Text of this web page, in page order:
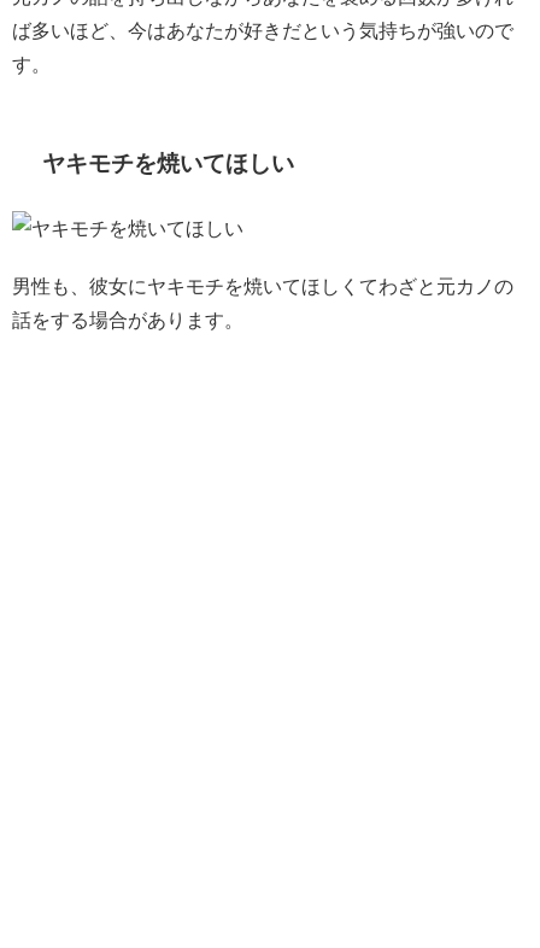
ば多いほど、今はあなたが好きだという気持ちが強いので
す。
ヤキモチを焼いてほしい
男性も、彼女にヤキモチを焼いてほしくてわざと元カノの
話をする場合があります。